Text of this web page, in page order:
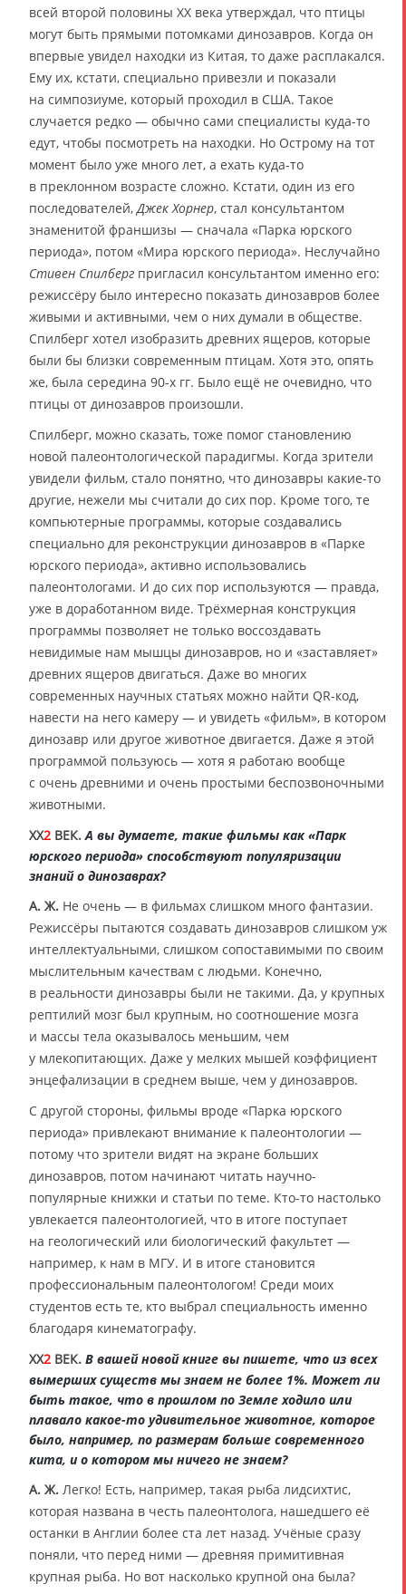
всей второй половины XX века утверждал, что птицы
могут быть прямыми потомками динозавров. Когда он
впервые увидел находки из Китая, то даже расплакался.
Ему их, кстати, специально привезли и показали
на симпозиуме, который проходил в США. Такое
случается редко — обычно сами специалисты куда-то
едут, чтобы посмотреть на находки. Но Острому на тот
момент было уже много лет, а ехать куда-то
в преклонном возрасте сложно. Кстати, один из его
последователей,Джек Хорнер, стал консультантом
знаменитой франшизы — сначала «Парка юрского
периода», потом «Мира юрского периода». Неслучайно
Стивен Спилберг пригласил консультантом именно его:
режиссёру было интересно показать динозавров более
живыми и активными, чем о них думали в обществе.
Спилберг хотел изобразить древних ящеров, которые
были бы близки современным птицам. Хотя это, опять
же, была середина 90-х гг. Было ещё не очевидно, что
птицы от динозавров произошли.
Спилберг, можно сказать, тоже помог становлению
новой палеонтологической парадигмы. Когда зрители
увидели фильм, стало понятно, что динозавры какие-то
другие, нежели мы считали до сих пор. Кроме того, те
компьютерные программы, которые создавались
специально для реконструкции динозавров в «Парке
юрского периода», активно использовались
палеонтологами. И до сих пор используются — правда,
уже в доработанном виде. Трёхмерная конструкция
программы позволяет не только воссоздавать
невидимые нам мышцы динозавров, но и «заставляет»
древних ящеров двигаться. Даже во многих
современных научных статьях можно найти QR-код,
навести на него камеру — и увидеть «фильм», в котором
динозавр или другое животное двигается. Даже я этой
программой пользуюсь — хотя я работаю вообще
с очень древними и очень простыми беспозвоночными
животными.
XX2 ВЕК. А вы думаете, такие фильмы как «Парк
юрского периода» способствуют популяризации
знаний о динозаврах?
А. Ж. Не очень — в фильмах слишком много фантазии.
Режиссёры пытаются создавать динозавров слишком уж
интеллектуальными, слишком сопоставимыми по своим
мыслительным качествам с людьми. Конечно,
в реальности динозавры были не такими. Да, у крупных
рептилий мозг был крупным, но соотношение мозга
и массы тела оказывалось меньшим, чем
у млекопитающих. Даже у мелких мышей коэффициент
энцефализации в среднем выше, чем у динозавров.
С другой стороны, фильмы вроде «Парка юрского
периода» привлекают внимание к палеонтологии —
потому что зрители видят на экране больших
динозавров, потом начинают читать научно-
популярные книжки и статьи по теме. Кто-то настолько
увлекается палеонтологией, что в итоге поступает
на геологический или биологический факультет —
например, к нам в МГУ. И в итоге становится
профессиональным палеонтологом! Среди моих
студентов есть те, кто выбрал специальность именно
благодаря кинематографу.
XX2 ВЕК. В вашей новой книге вы пишете, что из всех
вымерших существ мы знаем не более 1%. Может ли
быть такое, что в прошлом по Земле ходило или
плавало какое-то удивительное животное, которое
было, например, по размерам больше современного
кита, и о котором мы ничего не знаем?
А. Ж. Легко! Есть, например, такая рыба лидсихтис,
которая названа в честь палеонтолога, нашедшего её
останки в Англии более ста лет назад. Учёные сразу
поняли, что перед ними — древняя примитивная
крупная рыба. Но вот насколько крупной она была?